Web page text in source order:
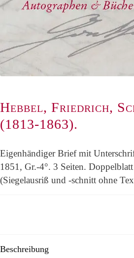
Hebbel, Friedrich,
(1813-1863).
Eigenhändiger Brief mit
1851, Gr.-4°. 3 Seiten.
(Siegelausriß und -schnitt ohne
Beschreibung